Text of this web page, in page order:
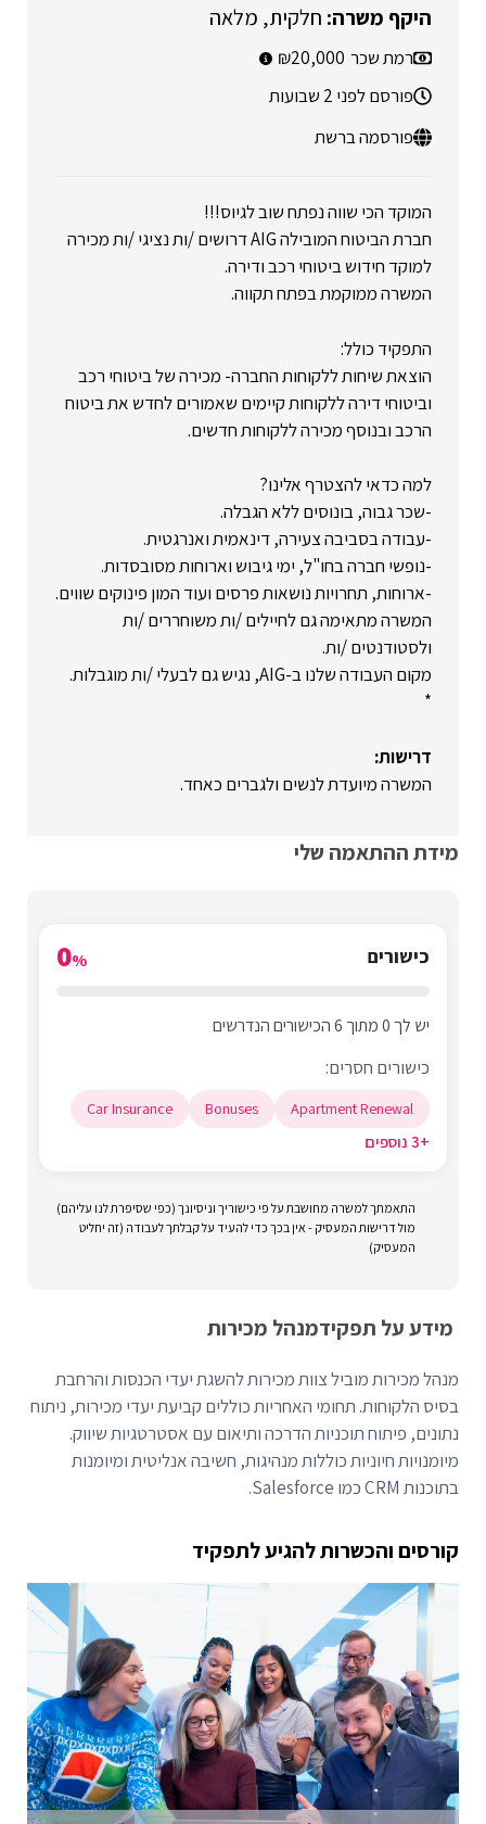
חלקית מלאה
רמת שכר 20,000
פורסם לפני 2 שבועות
פורסמה ברשת
המוקד הכי שווה נפתח שוב לגיוס!!!
חברת הביטוח המובילה AIG דרושים /ות נציגי /ות מכירה
למוקד חידוש ביטוחי רכב ודירה.
המשרה ממוקמת בפתח תקווה.
התפקיד כולל:
הוצאת שיחות ללקוחות החברה- מכירה של ביטוחי רכב
וביטוחי דירה ללקוחות קיימים שאמורים לחדש את ביטוח
הרכב ובנוסף מכירה ללקוחות חדשים.
למה כדאי להצטרף אלינו?
-שכר גבוה, בונוסים ללא הגבלה.
-עבודה בסביבה צעירה, דינאמית ואנרגטית.
-נופשי חברה בחו"ל, ימי גיבוש וארוחות מסובסדות.
-ארוחות, תחרויות נושאות פרסים ועוד המון פינוקים שווים.
המשרה מתאימה גם לחיילים /ות משוחררים /ות
ולסטודנטים /ות.
מקום העבודה שלנו ב-AIG, נגיש גם לבעלי /ות מוגבלות.
*
דרישות:
המשרה מיועדת לנשים ולגברים כאחד.
מידת ההתאמה שלי
כישורים 0%
יש לך 0 מתוך 6 הכישורים הנדרשים
כישורים חסרים:
Apartment Renewal
Bonuses
Car Insurance
+3 נוספים
התאמתך למשרה מחושבת על פי כישוריך וניסיונך (כפי שסיפרת לנו עליהם)
מול דרישות המעסיק - אין בכך כדי להעיד על קבלתך לעבודה (זה יחליט
המעסיק)
מידע על תפקידמנהל מכירות
מנהל מכירות מוביל צוות מכירות להשגת יעדי הכנסות והרחבת
בסיס הלקוחות. תחומי האחריות כוללים קביעת יעדי מכירות, ניתוח
נתונים, פיתוח תוכניות הדרכה ותיאום עם אסטרטגיות שיווק.
מיומנויות חיוניות כוללות מנהיגות, חשיבה אנליטית ומיומנות
בתוכנות CRM כמו Salesforce.
קורסים והכשרות להגיע לתפקיד